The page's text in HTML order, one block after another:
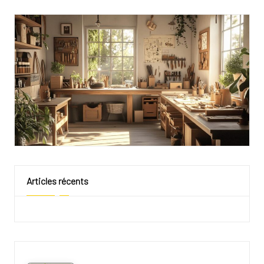
des
publications
Articles récents